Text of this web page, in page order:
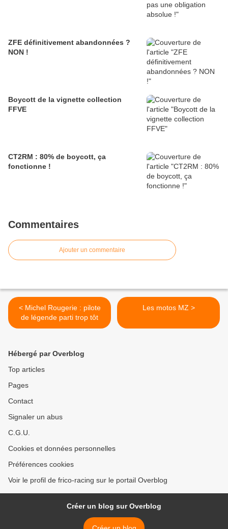
ZFE définitivement abandonnées ?
NON !
Boycott de la vignette collection
FFVE
CT2RM : 80% de boycott, ça
fonctionne !
Commentaires
Ajouter un commentaire
< Michel Rougerie : pilote
de légende parti trop tôt
Les motos MZ >
Hébergé par Overblog
Top articles
Pages
Contact
Signaler un abus
C.G.U.
Cookies et données personnelles
Préférences cookies
Voir le profil de frico-racing sur le portail Overblog
Créer un blog sur Overblog